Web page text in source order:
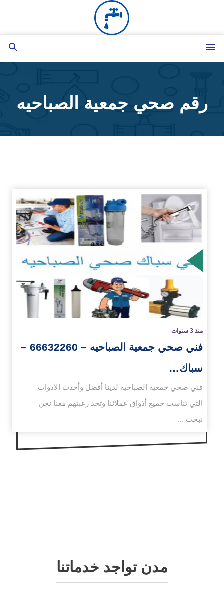
المحتوى
رقم صحي جمعية الصباحيه
منذ 3 سنوات
فني صحي جمعية الصباحيه – 66632260 –
سباك…
فني صحي جمعية الصباحيه لدينا أفضل وأحدث الأدوات
التي تناسب جميع أذواق عملائنا وتجد رغبتهم معنا نحن
نبحث ...
مدن تواجد خدماتنا